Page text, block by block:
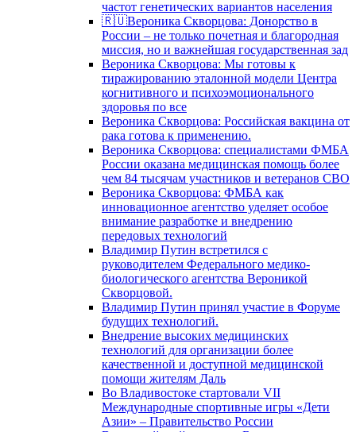
частот генетических вариантов населения
🇷🇺Вероника Скворцова: Донорство в
России – не только почетная и благородная
миссия, но и важнейшая государственная зад
Вероника Скворцова: Мы готовы к
тиражированию эталонной модели Центра
когнитивного и психоэмоционального
здоровья по все
Вероника Скворцова: Российская вакцина от
рака готова к применению.
Вероника Скворцова: специалистами ФМБА
России оказана медицинская помощь более
чем 84 тысячам участников и ветеранов СВО
Вероника Скворцова: ФМБА как
инновационное агентство уделяет особое
внимание разработке и внедрению
передовых технологий
Владимир Путин встретился с
руководителем Федерального медико-
биологического агентства Вероникой
Скворцовой.
Владимир Путин принял участие в Форуме
будущих технологий.
Внедрение высоких медицинских
технологий для организации более
качественной и доступной медицинской
помощи жителям Даль
Во Владивостоке стартовали VII
Международные спортивные игры «Дети
Азии» – Правительство России